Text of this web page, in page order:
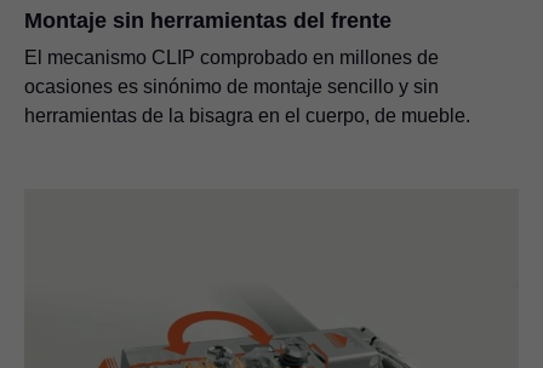
Montaje sin herramientas del frente
El mecanismo CLIP comprobado en millones de
ocasiones es sinónimo de montaje sencillo y sin
herramientas de la bisagra en el cuerpo, de mueble.